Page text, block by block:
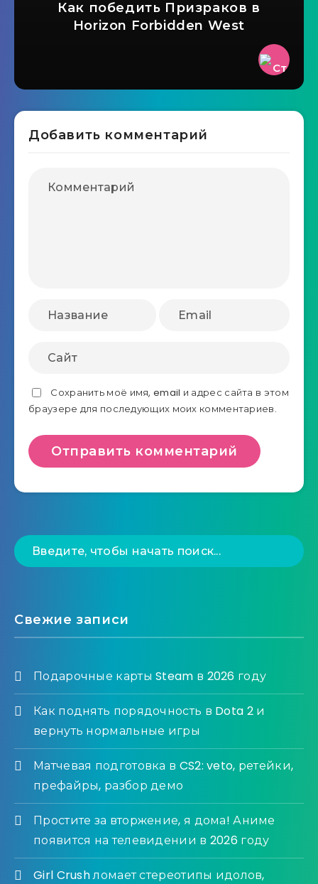
Как победить Призраков в
Horizon Forbidden West
Добавить комментарий
Сохранить моё имя, email и адрес сайта в этом
браузере для последующих моих комментариев.
Свежие записи
Подарочные карты Steam в 2026 году
Как поднять порядочность в Dota 2 и
вернуть нормальные игры
Матчевая подготовка в CS2: veto, ретейки,
префайры, разбор демо
Простите за вторжение, я дома! Аниме
появится на телевидении в 2026 году
Girl Crush ломает стереотипы идолов,